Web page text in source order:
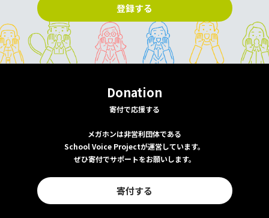
登録する
Donation
寄付で応援する
メガホンは非営利団体である
School Voice Projectが運営しています。
ぜひ寄付でサポートをお願いします。
寄付する